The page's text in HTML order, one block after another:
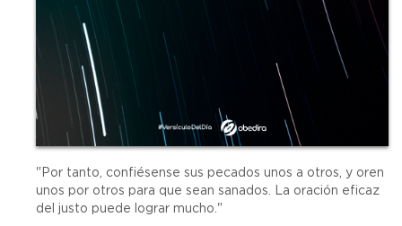
"Por tanto, confiésense sus pecados unos a otros, y oren
unos por otros para que sean sanados. La oración eficaz
del justo puede lograr mucho."